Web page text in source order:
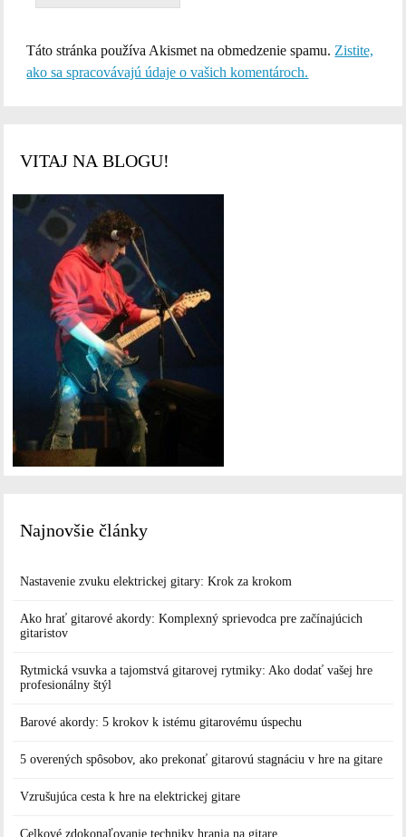
Táto stránka používa Akismet na obmedzenie spamu. Zistite,
ako sa spracovávajú údaje o vašich komentároch.
VITAJ NA BLOGU!
Najnovšie články
Nastavenie zvuku elektrickej gitary: Krok za krokom
Ako hrať gitarové akordy: Komplexný sprievodca pre začínajúcich
gitaristov
Rytmická vsuvka a tajomstvá gitarovej rytmiky: Ako dodať vašej hre
profesionálny štýl
Barové akordy: 5 krokov k istému gitarovému úspechu
5 overených spôsobov, ako prekonať gitarovú stagnáciu v hre na gitare
Vzrušujúca cesta k hre na elektrickej gitare
Celkové zdokonaľovanie techniky hrania na gitare